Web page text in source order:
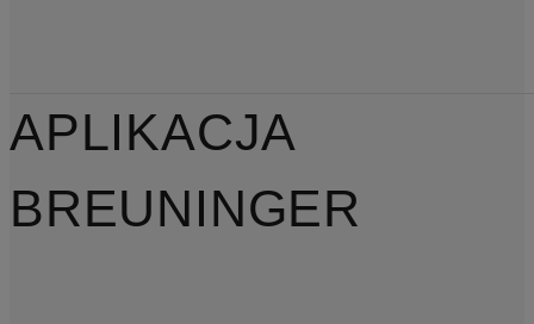
APLIKACJA
BREUNINGER